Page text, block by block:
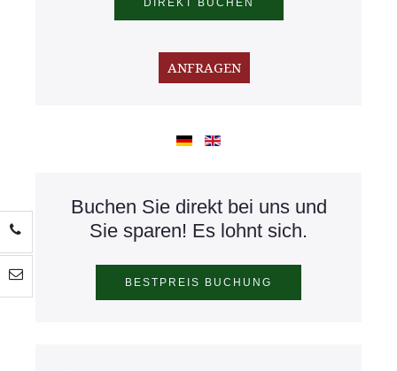
Buchen Sie direkt bei uns und
Sie sparen! Es lohnt sich.